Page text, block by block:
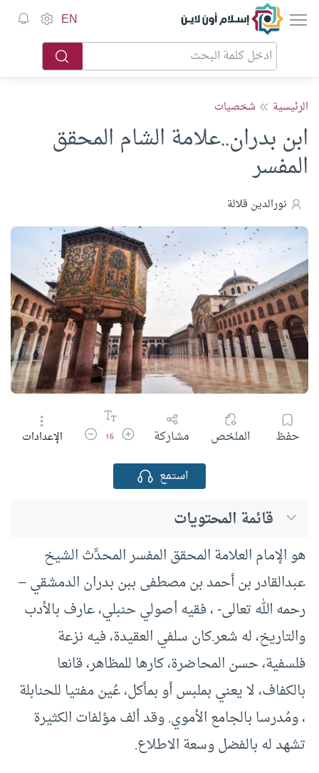
إسلام أون لاين EN
الرئيسية شخصيات
ابن بدران..علامة الشام المحقق
المفسر
نورالدين قلالة
حفظ الملخص مشاركة زيادة حجم الخط
16 تقليل حجم الخط
الإعدادات
استمع
قائمة المحتويات
هو الإمام العلامة المحقق المفسر المحدِّث الشيخ
عبدالقادر بن أحمد بن مصطفى ببن بدران الدمشقي –
رحمه الله تعالى- ، فقيه أصولي حنبلي، عارف بالأدب
والتاريخ، له شعر.كان سلفي العقيدة، فيه نزعة
فلسفية، حسن المحاضرة، كارها للمظاهر، قانعا
بالكفاف، لا يعني بملبس أو بمأكل، عُين مفتيا للحنابلة
، ومُدرسا بالجامع الأموي. وقد ألف مؤلفات الكثيرة
تشهد له بالفضل وسعة الاطلاع.